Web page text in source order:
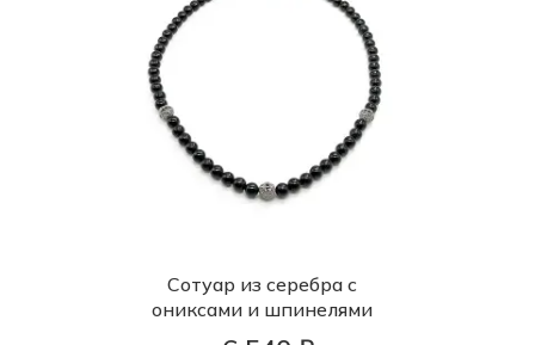
Сотуар из серебра с
ониксами и шпинелями